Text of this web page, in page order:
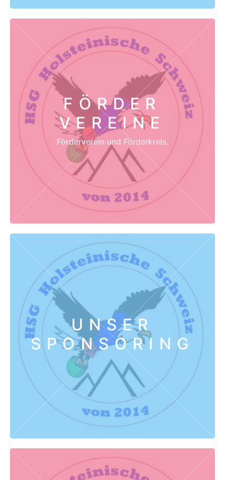
FÖRDER
VEREINE
Förderverein und Förderkreis.
UNSER
SPONSORING